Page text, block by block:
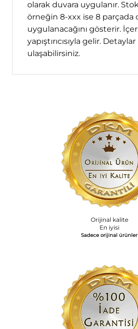
olarak duvara uygulanır.
örneğin 8-xxx ise 8 parçada
uygulanacağını gösterir.
yapıştırıcısıyla gelir.
ulaşabilirsiniz.
Orijinal kalite
En iyisi
Sadece orijinal ürünler